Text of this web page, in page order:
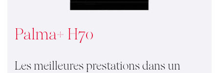
Palma+ H70
Les meilleures prestations dans un